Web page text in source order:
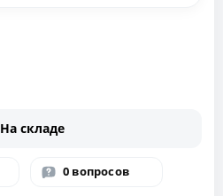
На складе
0 вопросов